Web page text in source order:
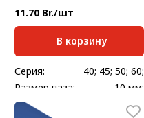
11.70 Br./шт
В корзину
Серия:
40; 45; 50; 60;
Размер паза:
10 мм;
Стандартная длина,
2000